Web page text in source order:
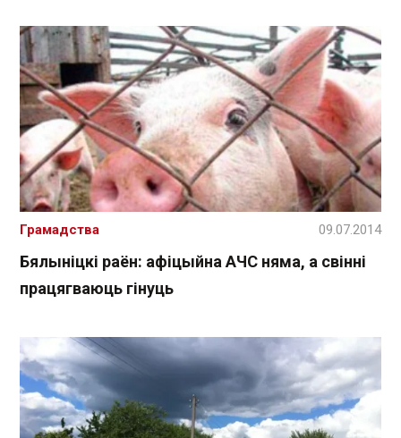
Бялыніцкі раён: афіцыйна АЧС няма, а свінні
працягваюць гінуць
Грамадства 09.07.2014